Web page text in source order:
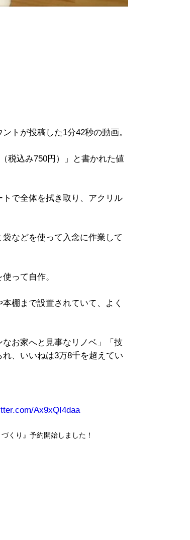
トが投稿した1分42秒の動画。
税込み750円）」と書かれた値
で全体を拭き取り、アクリル
などを使って入念に作業して
って自作。
棚まで設置されていて、よく
お家へと見事なリノベ」「技
、いいねは3万8千を超えてい
Ax9xQI4daa
くり』予約開始しました！